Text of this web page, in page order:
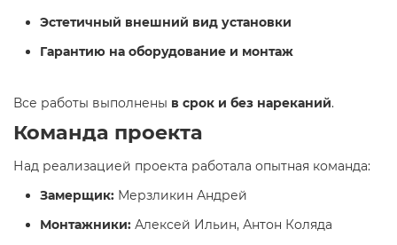
Эстетичный внешний вид установки
Гарантию на оборудование и монтаж
Все работы выполнены в срок и без нареканий.
Команда проекта
Над реализацией проекта работала опытная команда:
Замерщик: Мерзликин Андрей
Монтажники: Алексей Ильин, Антон Коляда